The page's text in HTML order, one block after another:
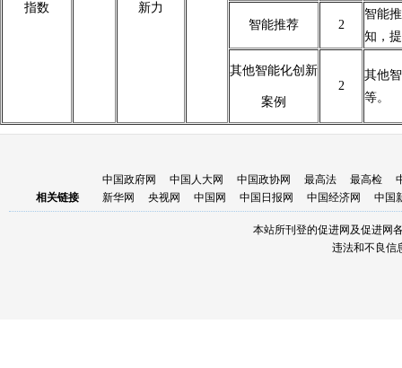
指数 新力
智能推荐 2
智能
知，
其他智能化创新
案例
2
其他
等。
相关链接
中国政府网 中国人大网 中国政协网 最高法 最高检
新华网
央视网 中国网 中国日报网 中国经济网 中国
本站所刊登的促进网及促进网
违法和不良信